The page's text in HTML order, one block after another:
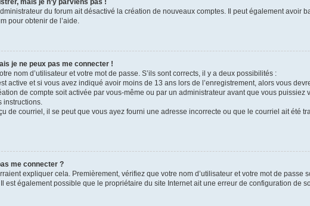
du forum ait désactivé la création de nouveaux comptes. Il peut également avoir
pour obtenir de l’aide.
je ne peux pas me connecter !
nom d’utilisateur et votre mot de passe. S’ils sont corrects, il y a deux possibilités :
active et si vous avez indiqué avoir moins de 13 ans lors de l’enregistrement, alors vous
de compte soit activée par vous-même ou par un administrateur avant que vous
instructions.
de courriel, il se peut que vous ayez fourni une adresse incorrecte ou que le courriel ait été
me connecter ?
expliquer cela. Premièrement, vérifiez que votre nom d’utilisateur et votre mot de
est également possible que le propriétaire du site Internet ait une erreur de configuration de